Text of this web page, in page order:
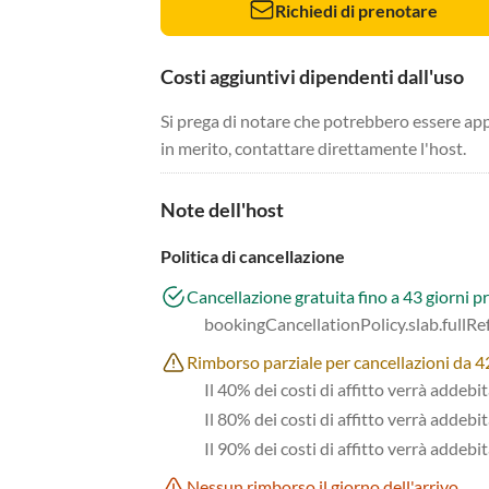
Richiedi di prenotare
Costi aggiuntivi dipendenti dall'uso
Si prega di notare che potrebbero essere
in merito, contattare direttamente l'host.
Note dell'host
Politica di cancellazione
Cancellazione gratuita fino a 43 giorni
Rimborso parziale per cancellazioni da
Il 40% dei costi di affitto verrà
Il 80% dei costi di affitto verrà
Il 90% dei costi di affitto verrà